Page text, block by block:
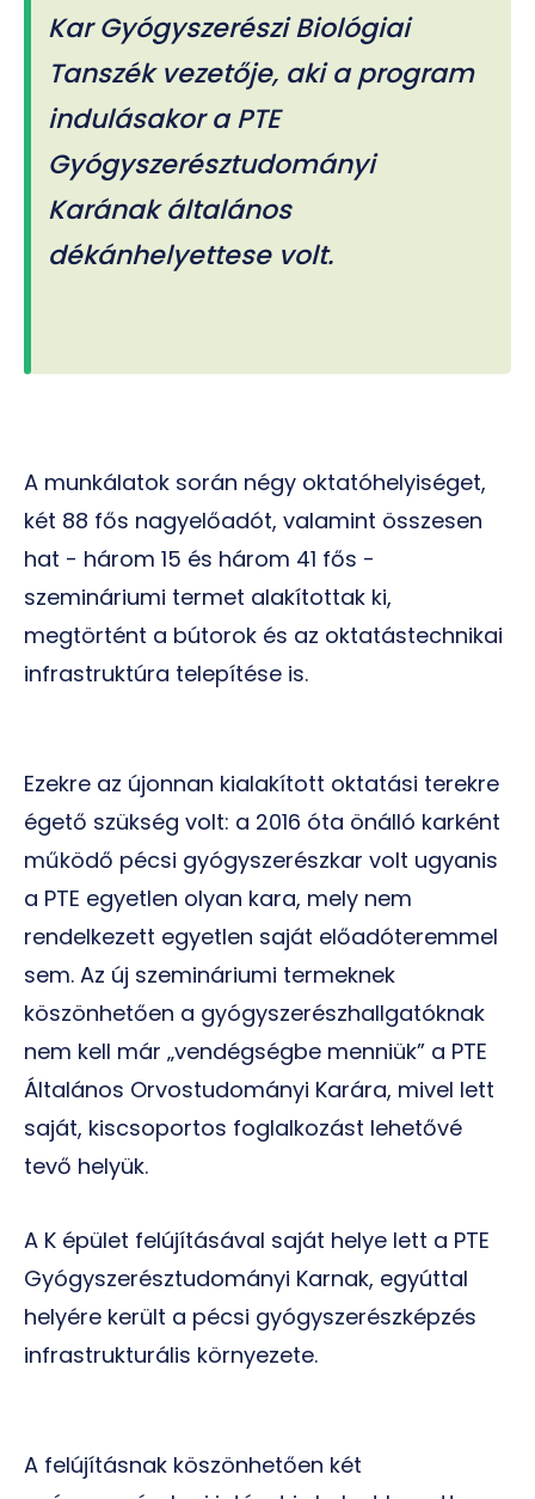
Kar Gyógyszerészi Biológiai
Tanszék vezetője, aki a program
indulásakor a PTE
Gyógyszerésztudományi
Karának általános
dékánhelyettese volt.
A munkálatok során négy oktatóhelyiséget,
két 88 fős nagyelőadót, valamint összesen
hat - három 15 és három 41 fős -
szemináriumi termet alakítottak ki,
megtörtént a bútorok és az oktatástechnikai
infrastruktúra telepítése is.
Ezekre az újonnan kialakított oktatási terekre
égető szükség volt: a 2016 óta önálló karként
működő pécsi gyógyszerészkar volt ugyanis
a PTE egyetlen olyan kara, mely nem
rendelkezett egyetlen saját előadóteremmel
sem. Az új szemináriumi termeknek
köszönhetően a gyógyszerészhallgatóknak
nem kell már „vendégségbe menniük” a PTE
Általános Orvostudományi Karára, mivel lett
saját, kiscsoportos foglalkozást lehetővé
tevő helyük.
A K épület felújításával saját helye lett a PTE
Gyógyszerésztudományi Karnak, egyúttal
helyére került a pécsi gyógyszerészképzés
infrastrukturális környezete.
A felújításnak köszönhetően két